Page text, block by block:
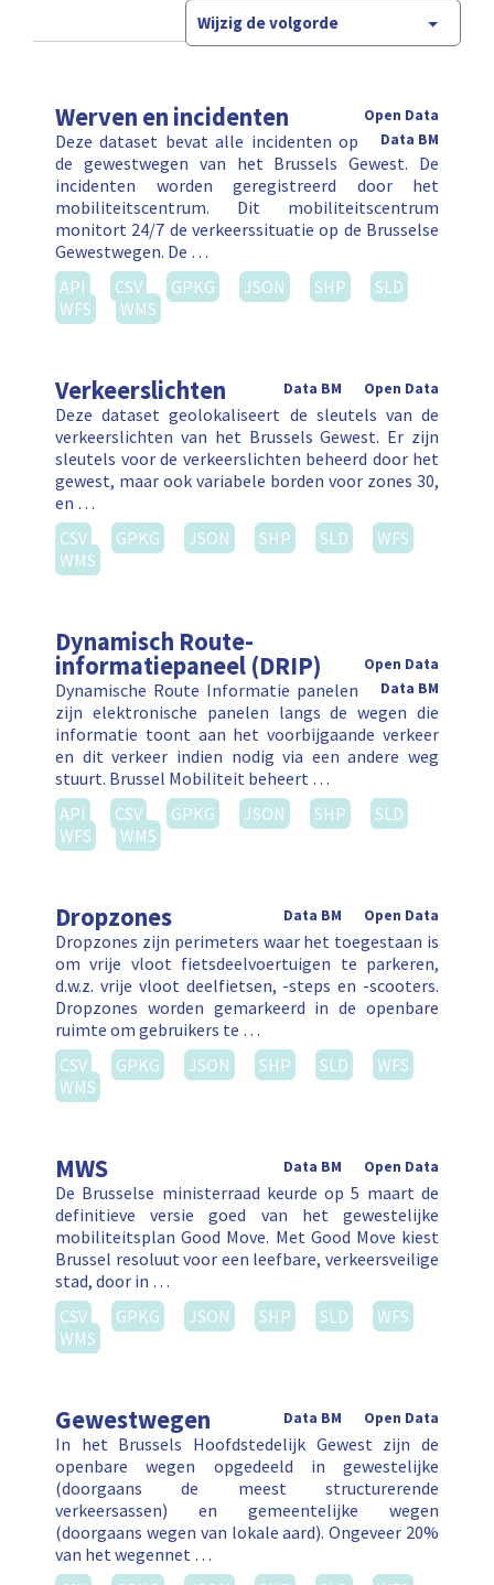
Wijzig de volgorde
Werven en incidenten
Open Data
Data BM
Deze dataset bevat alle incidenten op
de gewestwegen van het Brussels Gewest. De
incidenten worden geregistreerd door het
mobiliteitscentrum. Dit mobiliteitscentrum
monitort 24/7 de verkeerssituatie op de Brusselse
Gewestwegen. De …
API
CSV GPKG JSON SHP
SLD
WFS
WMS
Verkeerslichten Open Data
Data BM
Deze dataset geolokaliseert de sleutels van de
verkeerslichten van het Brussels Gewest. Er zijn
sleutels voor de verkeerslichten beheerd door het
gewest, maar ook variabele borden voor zones 30,
en …
CSV
GPKG JSON SHP SLD
WFS
WMS
Dynamisch Route-
informatiepaneel (DRIP)
Open Data
Data BM
Dynamische Route Informatie panelen
zijn elektronische panelen langs de wegen die
informatie toont aan het voorbijgaande verkeer
en dit verkeer indien nodig via een andere weg
stuurt. Brussel Mobiliteit beheert …
API
CSV GPKG JSON SHP
SLD
WFS
WMS
Dropzones Open Data
Data BM
Dropzones zijn perimeters waar het toegestaan is
om vrije vloot fietsdeelvoertuigen te parkeren,
d.w.z. vrije vloot deelfietsen, -steps en -scooters.
Dropzones worden gemarkeerd in de openbare
ruimte om gebruikers te …
CSV
GPKG JSON SHP SLD
WFS
WMS
MWS Open Data
Data BM
De Brusselse ministerraad keurde op 5 maart de
definitieve versie goed van het gewestelijke
mobiliteitsplan Good Move. Met Good Move kiest
Brussel resoluut voor een leefbare, verkeersveilige
stad, door in …
CSV
GPKG JSON SHP SLD
WFS
WMS
Gewestwegen Open Data
Data BM
In het Brussels Hoofdstedelijk Gewest zijn de
openbare wegen opgedeeld in gewestelijke
(doorgaans de meest structurerende
verkeersassen) en gemeentelijke wegen
(doorgaans wegen van lokale aard). Ongeveer 20%
van het wegennet …